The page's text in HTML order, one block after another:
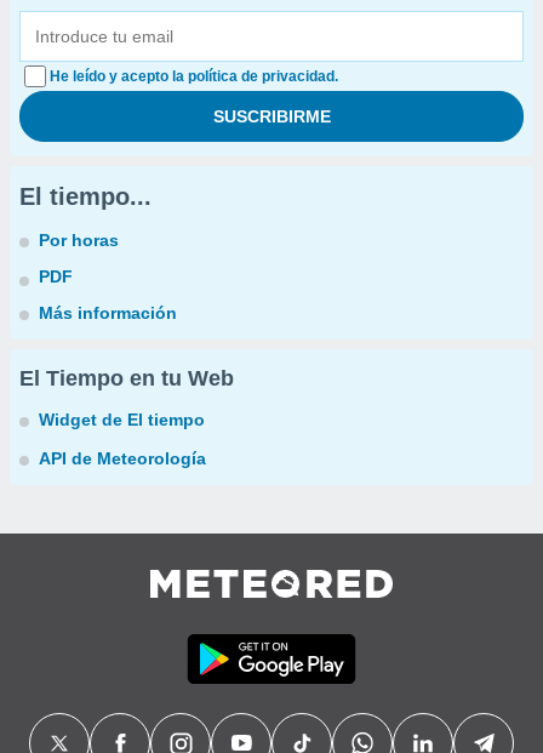
He leído y acepto la política de privacidad.
El tiempo...
Por horas
PDF
Más información
El Tiempo en tu Web
Widget de El tiempo
API de Meteorología